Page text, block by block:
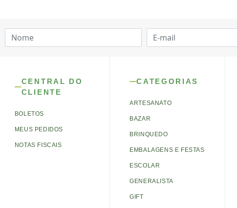
CENTRAL DO
CLIENTE
BOLETOS
MEUS PEDIDOS
NOTAS FISCAIS
CATEGORIAS
ARTESANATO
BAZAR
BRINQUEDO
EMBALAGENS E FESTAS
ESCOLAR
GENERALISTA
GIFT